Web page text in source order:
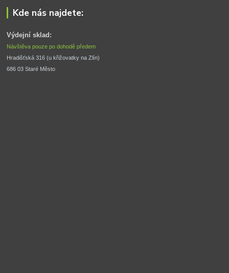
Kde nás najdete:
Výdejní sklad:
Návštěva pouze po dohodě předem
Hradišťská 316 (u křižovatky na Zlín)
686 03 Staré Město